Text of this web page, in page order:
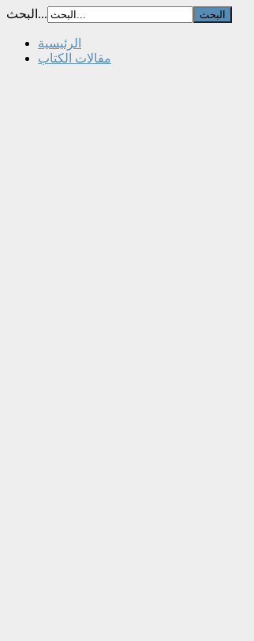
البحث...
الرئيسية
مقالات الكتاب